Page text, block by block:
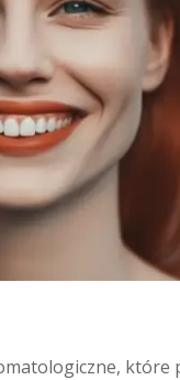
które